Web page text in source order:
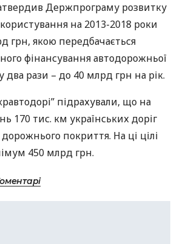
Держпрограму розвитку
користування на 2013-2018 роки
грн, якою передбачається
фінансування автодорожньої
два рази – до 40 млрд грн на рік.
підрахували, що на
170 тис. км українських доріг
покриття. На ці цілі
450 млрд грн.